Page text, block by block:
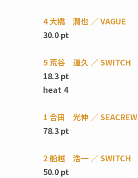
4 大橋 潤也 ／ VAGUE
30.0 pt
5 荒谷 道久 ／ SWITCH
18.3 pt
heat 4
1 合田 光伸 ／ SEACREW
78.3 pt
2 船越 浩一 ／ SWITCH
50.0 pt